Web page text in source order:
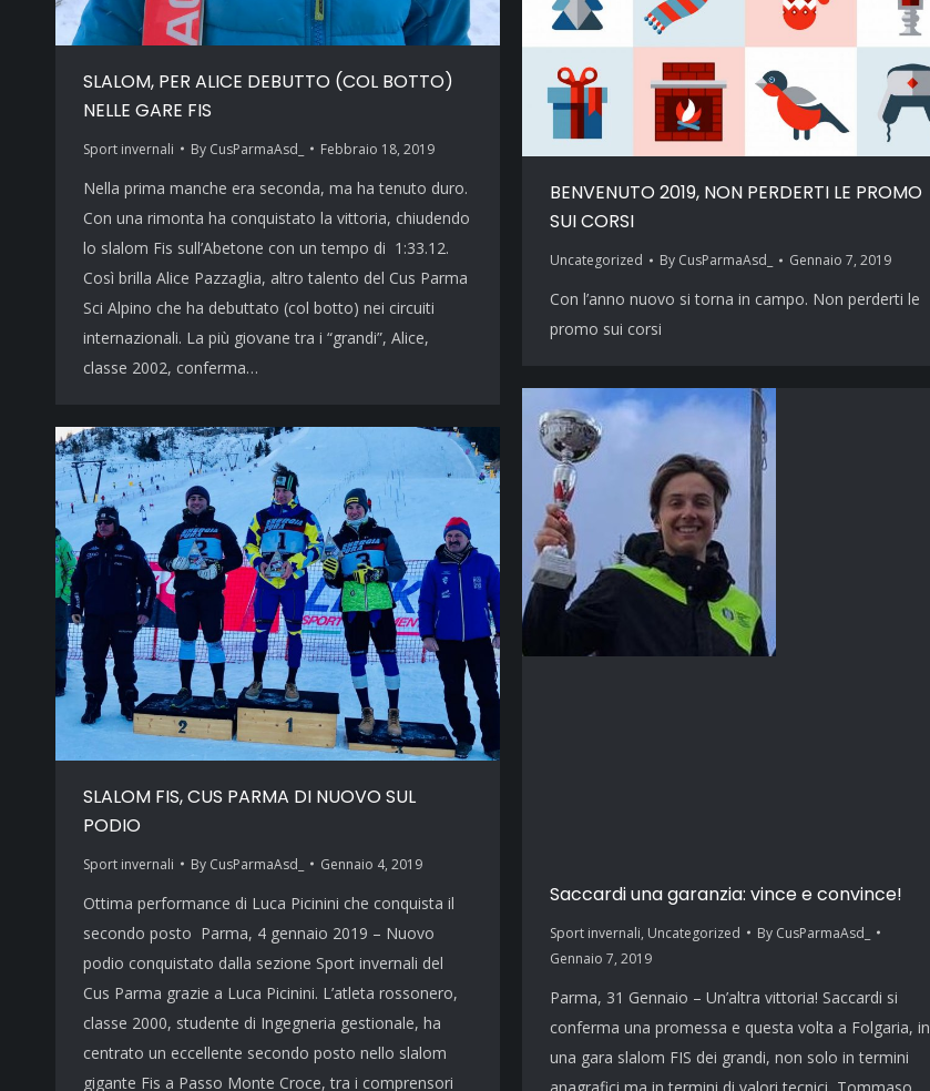
SLALOM, PER ALICE DEBUTTO (COL BOTTO)
NELLE GARE FIS
Sport invernali By CusParmaAsd_ Febbraio 18, 2019
Nella prima manche era seconda, ma ha tenuto duro.
Con una rimonta ha conquistato la vittoria, chiudendo
lo slalom Fis sull’Abetone con un tempo di 1:33.12.
Così brilla Alice Pazzaglia, altro talento del Cus Parma
Sci Alpino che ha debuttato (col botto) nei circuiti
internazionali. La più giovane tra i “grandi”, Alice,
classe 2002, conferma…
BENVENUTO 2019, NON PERDERTI LE PROMO
SUI CORSI
Uncategorized By CusParmaAsd_ Gennaio 7, 2019
Con l’anno nuovo si torna in campo. Non perderti le
promo sui corsi
Saccardi una garanzia: vince e convince!
Sport invernali, Uncategorized By CusParmaAsd_
Gennaio 7, 2019
Parma, 31 Gennaio – Un’altra vittoria! Saccardi si
conferma una promessa e questa volta a Folgaria, in
una gara slalom FIS dei grandi, non solo in termini
SLALOM FIS, CUS PARMA DI NUOVO SUL
PODIO
Sport invernali By CusParmaAsd_ Gennaio 4, 2019
Ottima performance di Luca Picinini che conquista il
secondo posto Parma, 4 gennaio 2019 – Nuovo
podio conquistato dalla sezione Sport invernali del
Cus Parma grazie a Luca Picinini. L’atleta rossonero,
classe 2000, studente di Ingegneria gestionale, ha
centrato un eccellente secondo posto nello slalom
gigante Fis a Passo Monte Croce, tra i comprensori